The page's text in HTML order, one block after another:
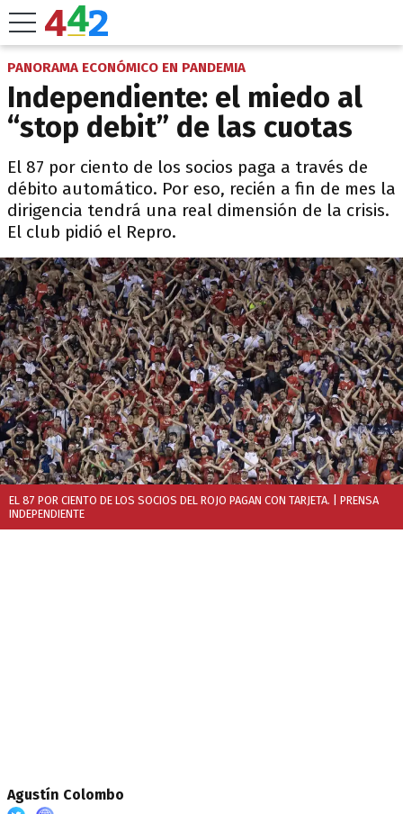
PANORAMA ECONÓMICO EN PANDEMIA
Independiente: el miedo al
“stop debit” de las cuotas
El 87 por ciento de los socios paga a través de
débito automático. Por eso, recién a fin de mes la
dirigencia tendrá una real dimensión de la crisis.
El club pidió el Repro.
EL 87 POR CIENTO DE LOS SOCIOS DEL ROJO PAGAN CON TARJETA.
| PRENSA
INDEPENDIENTE
Agustín Colombo